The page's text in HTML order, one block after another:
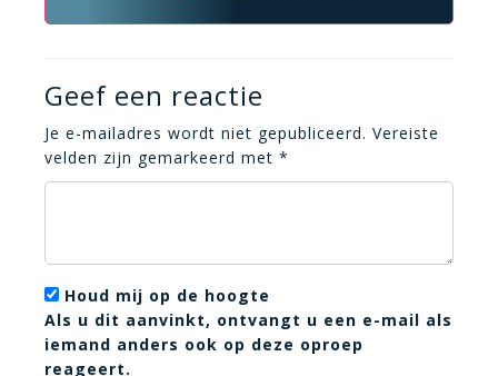
Geef een reactie
Je e-mailadres wordt niet gepubliceerd. Vereiste
velden zijn gemarkeerd met *
Houd mij op de hoogte
Als u dit aanvinkt, ontvangt u een e-mail als
iemand anders ook op deze oproep
reageert.